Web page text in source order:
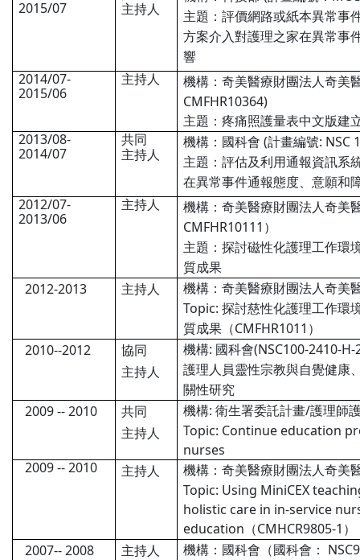
2015/07
主持人
主題：評價網路或紙本異常事
方案介入對護理之家在異常事
響
2014/07-
2015/06
主持人 機構：奇美醫療財團法人奇美
CMFHR10364)
主題：疼痛照護量表中文版建
2013/08-
2014/07
共同
主持人
機構：國科會 (計畫編號: NSC
主題：評估及利用通報資訊系
在異常事件通報態度 、意願和
2012/07-
2013/06
主持人 機構：奇美醫療財團法人奇美
CMFHR10111 ）
主題：探討磁性化護理工作環
質成果
2012-2013 主持人 機構：奇美醫療財團法人奇美
Topic:探討慈性化護理工作環
質成果（CMFHR1011 ）
2010--2012
協同
主持人
機構: 國科會(NSC100-2410-
護理人員靈性宗教與自覺健康
關性研究
2009 -- 2010
共同
主持人
機構:衛生署委託計畫/護理師
Topic: Continue education
nurses
2009 -- 2010
主持人 機構：奇美醫療財團法人奇美
Topic: Using MiniCEX
holistic care in in-service
education （CMHCR9805-1 ）
2007-- 2008 主持人 機構：國科會（國科會：